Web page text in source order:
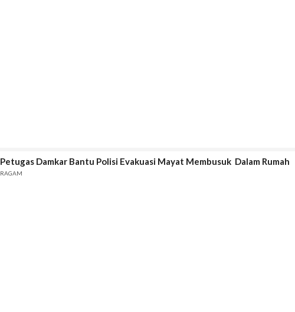
Petugas Damkar Bantu Polisi Evakuasi Mayat Membusuk Dalam Rumah
RAGAM